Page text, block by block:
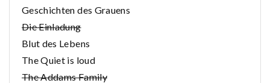
Geschichten des Grauens
Die Einladung
Blut des Lebens
The Quiet is loud
The Addams Family